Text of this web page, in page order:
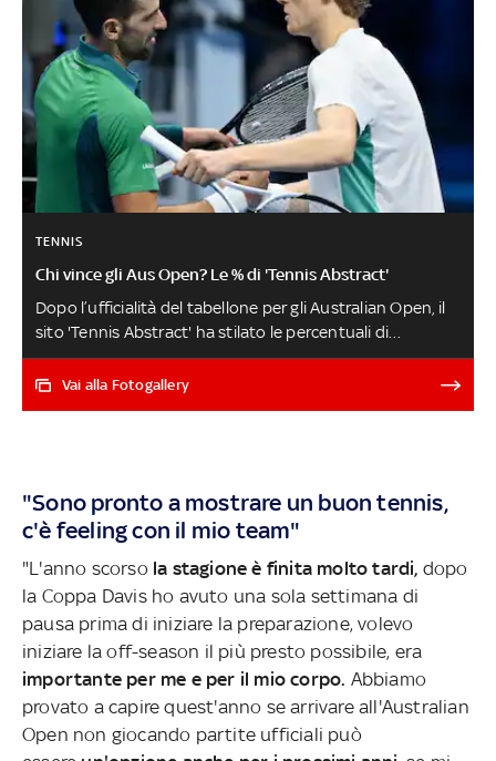
TENNIS
Chi vince gli Aus Open? Le % di 'Tennis Abstract'
Dopo l’ufficialità del tabellone per gli Australian Open, il
sito 'Tennis Abstract' ha stilato le percentuali di
passaggio per ciascun turno (e di vittoria) dei giocatori: il
favorito resta Djokovic ma sono piuttosto alte le
canali 210 e 211 del telecomando Sky IL TABELLONE
DEGLI AUSTRALIAN OPEN
Vai alla Fotogallery
"Sono pronto a mostrare un buon tennis,
c'è feeling con il mio team"
"L'anno scorso la stagione è finita molto tardi, dopo
la Coppa Davis ho avuto una sola settimana di
pausa prima di iniziare la preparazione, volevo
iniziare la off-season il più presto possibile, era
importante per me e per il mio corpo. Abbiamo
provato a capire quest'anno se arrivare all'Australian
Open non giocando partite ufficiali può